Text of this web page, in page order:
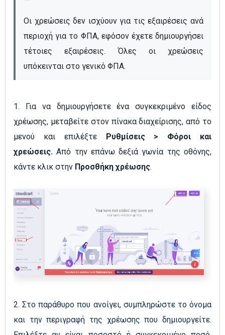
Οι χρεώσεις δεν ισχύουν για τις εξαιρέσεις ανά
περιοχή για το ΦΠΑ, εφόσον έχετε δημιουργήσει
τέτοιες εξαιρέσεις. Όλες οι χρεώσεις
υπόκεινται στο γενικό ΦΠΑ.
1. Για να δημιουργήσετε ένα συγκεκριμένο είδος
χρέωσης, μεταβείτε στον πίνακα διαχείρισης, από το
μενού και επιλέξτεΡυθμίσεις > Φόροι και
χρεώσεις.Από την επάνω δεξιά γωνία της οθόνης,
κάντε κλικ στην Προσθήκη χρέωσης.
2. Στο παράθυρο που ανοίγει, συμπληρώστε το όνομα
και την περιγραφή της χρέωσης που δημιουργείτε.